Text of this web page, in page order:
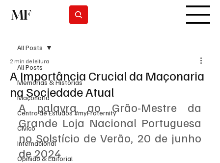
MF
All Posts
Memórias & Histórias
Maçonaria
Centro de Estudos #myFraternity
Cívico
Internacional
Opinião & Editorial
All Posts
A Importância Crucial da Maçonaria
na Sociedade Atual
2 min de leitura
A palavra ao Grão-Mestre da
Grande Loja Nacional Portuguesa
no Solstício de Verão, 20 de junho
de 2024